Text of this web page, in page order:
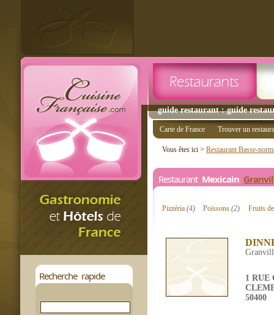
guide restaurant : guide
Recherche rapide
Carte de France Trouver un
Vous êtes ici > Restaurant Basse-
Restaurant Mexicain
Pizzéria (4) Poissons(2) Fruits
1 RUE
50400